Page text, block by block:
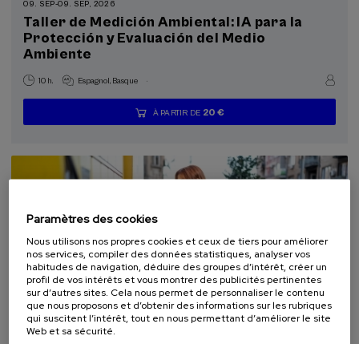
11 - Villes et communautés durables (2)
09. SEP-09. SEP, 2026
Taller de Medición Ambiental: IA para la
Protección y Evaluación del Medio
Ambiente
10 h. Espagnol Basque .
...
À PARTIR DE 20 €
Dernières
places
Gratuit
Date
passée
Liste
d'attente
Période
d'inscription
SCIENCE ET TECHNOLOGIE
DURABILITÉ
ARCHITECTURE ET URBANISME
Paramètres des cookies
Nous utilisons nos propres cookies et ceux de tiers pour améliorer
nos services, compiler des données statistiques, analyser vos
habitudes de navigation, déduire des groupes d’intérêt, créer un
profil de vos intérêts et vous montrer des publicités pertinentes
sur d’autres sites. Cela nous permet de personnaliser le contenu
que nous proposons et d’obtenir des informations sur les rubriques
qui suscitent l’intérêt, tout en nous permettant d’améliorer le site
Web et sa sécurité.